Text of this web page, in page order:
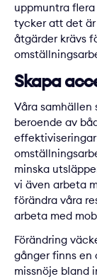
uppmuntra
tycker att det
åtgärder krävs
Skapa
Våra
beroende av
minska
vi även arbeta
förändra våra
arbeta med
Förändring
gånger finns en
missnöje bland